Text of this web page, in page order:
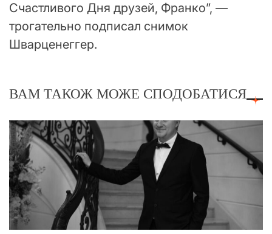
Счастливого Дня друзей, Франко”, —
трогательно подписал снимок
Шварценеггер.
ВАМ ТАКОЖ МОЖЕ СПОДОБАТИСЯ